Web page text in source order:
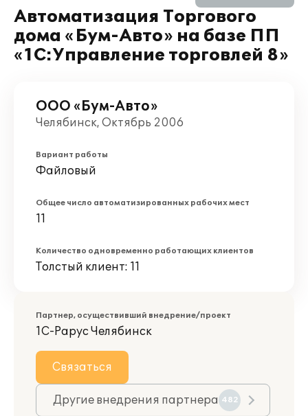
Автоматизация Торгового
дома «Бум-Авто» на базе ПП
«1С:Управление торговлей 8»
ООО «Бум-Авто»
Челябинск, Октябрь 2006
Вариант работы
Файловый
Общее число автоматизированных рабочих мест
11
Количество одновременно работающих клиентов
Толстый клиент: 11
Партнер, осуществивший внедрение/проект
1С-Рарус Челябинск
Связаться
Другие внедрения партнера 482